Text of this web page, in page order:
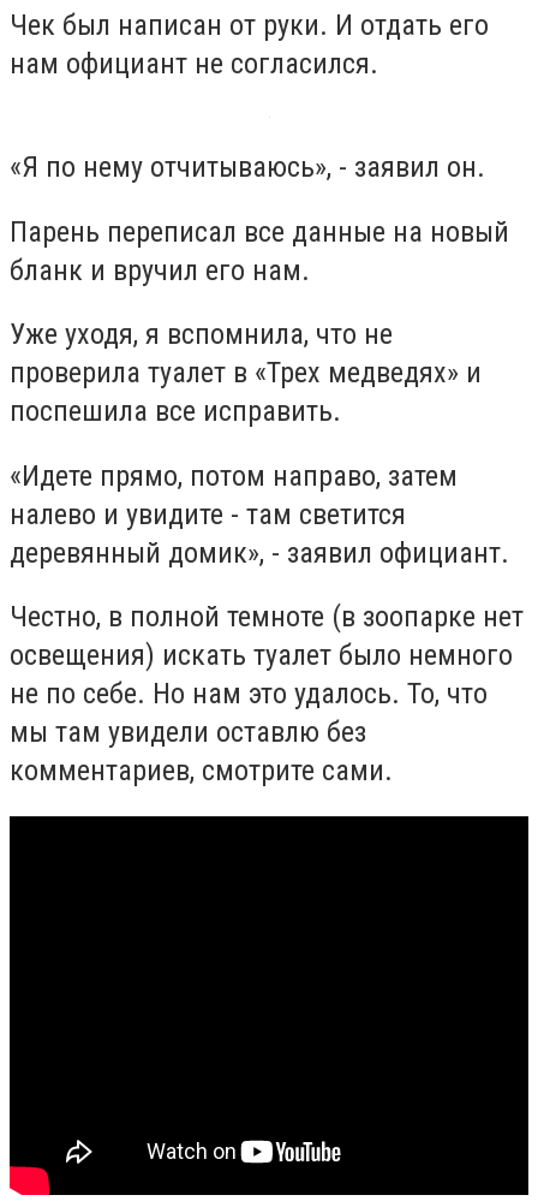
Чек был написан от руки. И отдать его
нам официант не согласился.
«Я по нему отчитываюсь», - заявил он.
Парень переписал все данные на новый
бланк и вручил его нам.
Уже уходя, я вспомнила, что не
проверила туалет в «Трех медведях» и
поспешила все исправить.
«Идете прямо, потом направо, затем
налево и увидите - там светится
деревянный домик», - заявил официант.
Честно, в полной темноте (в зоопарке нет
освещения) искать туалет было немного
не по себе. Но нам это удалось. То, что
мы там увидели оставлю без
комментариев, смотрите сами.